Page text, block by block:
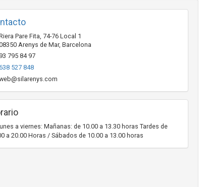
Pare Fita, 74-76 Local 1
Arenys de Mar, Barcelona
93 795 84 97
527 848
a viernes: Mañanas: de 10.00 a 13.30 horas Tardes de
a 20.00 Horas / Sábados de 10.00 a 13.00 horas